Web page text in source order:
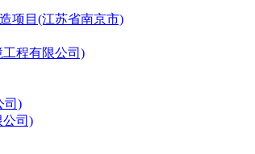
项目(江苏省南京市)
程有限公司)
司)
公司)